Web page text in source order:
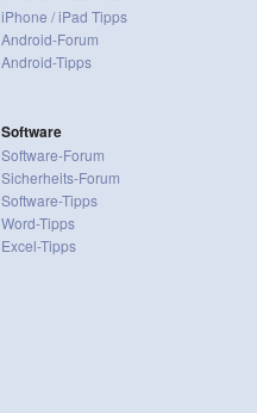
iPhone / iPad Tipps
Android-Forum
Android-Tipps
Software
Software-Forum
Sicherheits-Forum
Software-Tipps
Word-Tipps
Excel-Tipps